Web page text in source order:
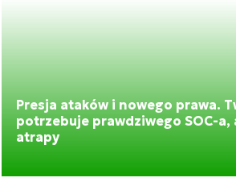
Presja ataków i nowego prawa.
potrzebuje prawdziwego SOC-a,
atrapy